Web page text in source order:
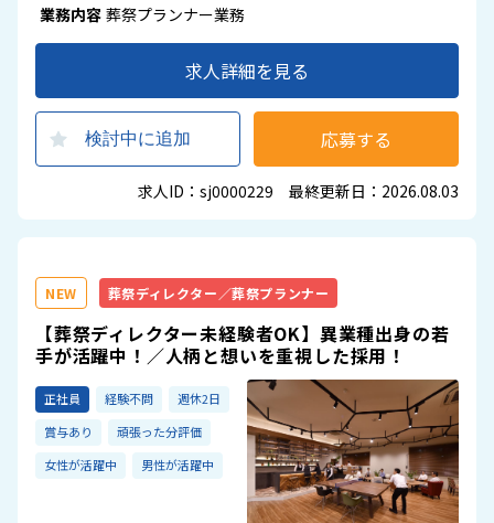
業務内容 葬祭プランナー業務
求人詳細を見る
検討中に追加 応募する
求人ID：sj0000229 最終更新日：2026.08.03
NEW 葬祭ディレクター／葬祭プランナー
【葬祭ディレクター未経験者OK】異業種出身の若
手が活躍中！／人柄と想いを重視した採用！
正社員 経験不問
週休2日
賞与あり
頑張った分評価
女性が活躍中
男性が活躍中